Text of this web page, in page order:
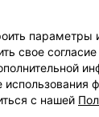
параметры
свое
использования
с нашей